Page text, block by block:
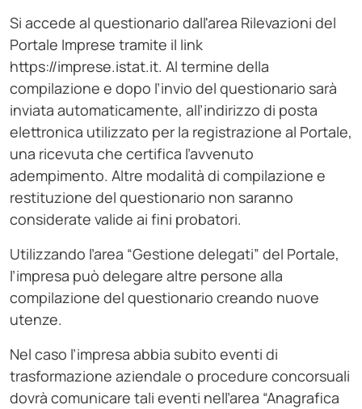
Si accede al questionario dall'area Rilevazioni del
Portale Imprese tramite il link
https://imprese.istat.it. Al termine della
compilazione e dopo l’invio del questionario sarà
inviata automaticamente, all’indirizzo di posta
elettronica utilizzato per la registrazione al Portale,
una ricevuta che certifica l’avvenuto
adempimento. Altre modalità di compilazione e
restituzione del questionario non saranno
considerate valide ai fini probatori.
Utilizzando l’area “Gestione delegati” del Portale,
l’impresa può delegare altre persone alla
compilazione del questionario creando nuove
utenze.
Nel caso l’impresa abbia subito eventi di
trasformazione aziendale o procedure concorsuali
dovrà comunicare tali eventi nell’area “Anagrafica